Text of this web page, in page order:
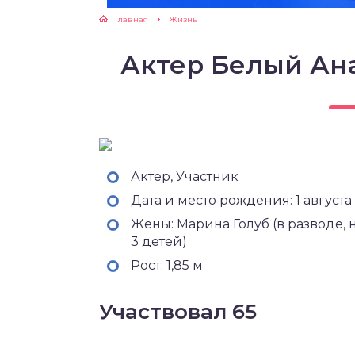
Главная Жизнь
Актер Белый
Актер, Участник
Дата и место рождения: 1
Жены: Марина Голуб (в разводе,
3 детей)
Рост: 1,85 м
Участвовал 65